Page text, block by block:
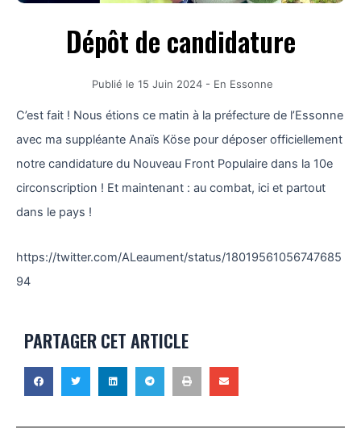
Dépôt de candidature
Publié le 15 Juin 2024 - En Essonne
C’est fait ! Nous étions ce matin à la préfecture de l’Essonne
avec ma suppléante Anaïs Köse pour déposer officiellement
notre candidature du Nouveau Front Populaire dans la 10e
circonscription ! Et maintenant : au combat, ici et partout
dans le pays !
https://twitter.com/ALeaument/status/18019561056747685
94
PARTAGER CET ARTICLE